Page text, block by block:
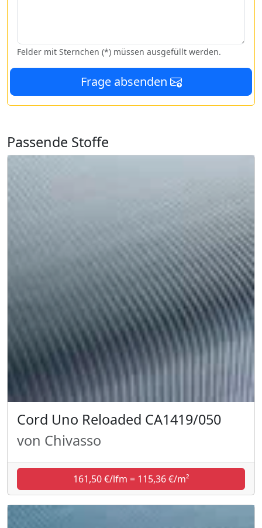
Felder mit Sternchen (*) müssen ausgefüllt werden.
Frage absenden
Passende Stoffe
Cord Uno Reloaded CA1419/050
von Chivasso
161,50 €/lfm = 115,36 €/m²